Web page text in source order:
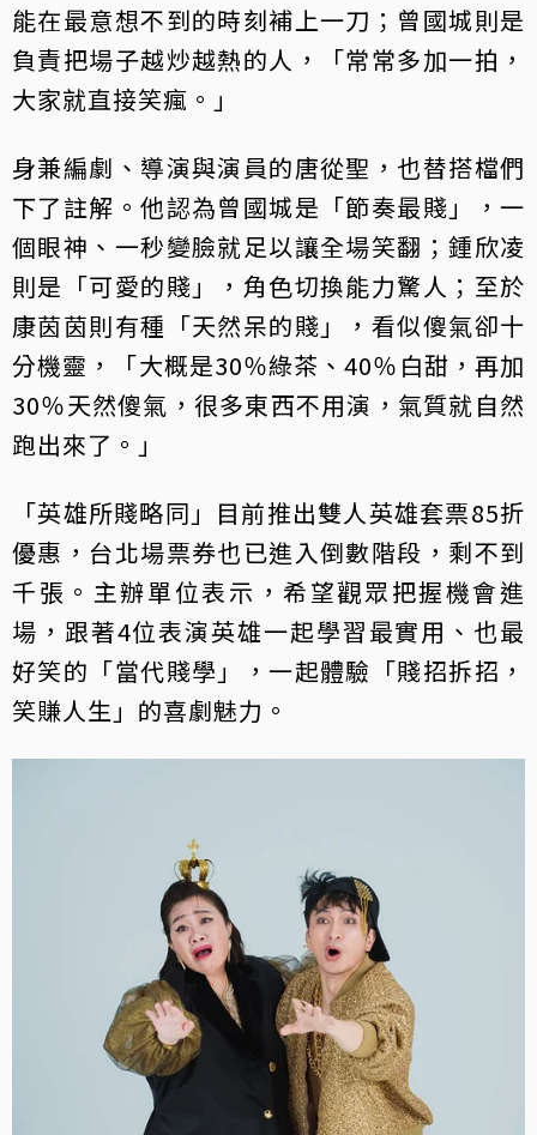
能在最意想不到的時刻補上一刀；曾國城則是
負責把場子越炒越熱的人，「常常多加一拍，
大家就直接笑瘋。」
身兼編劇、導演與演員的唐從聖，也替搭檔們
下了註解。他認為曾國城是「節奏最賤」，一
個眼神、一秒變臉就足以讓全場笑翻；鍾欣凌
則是「可愛的賤」，角色切換能力驚人；至於
康茵茵則有種「天然呆的賤」，看似傻氣卻十
分機靈，「大概是30％綠茶、40％白甜，再加
30％天然傻氣，很多東西不用演，氣質就自然
跑出來了。」
「英雄所賤略同」目前推出雙人英雄套票85折
優惠，台北場票券也已進入倒數階段，剩不到
千張。主辦單位表示，希望觀眾把握機會進
場，跟著4位表演英雄一起學習最實用、也最
好笑的「當代賤學」，一起體驗「賤招拆招，
笑賺人生」的喜劇魅力。